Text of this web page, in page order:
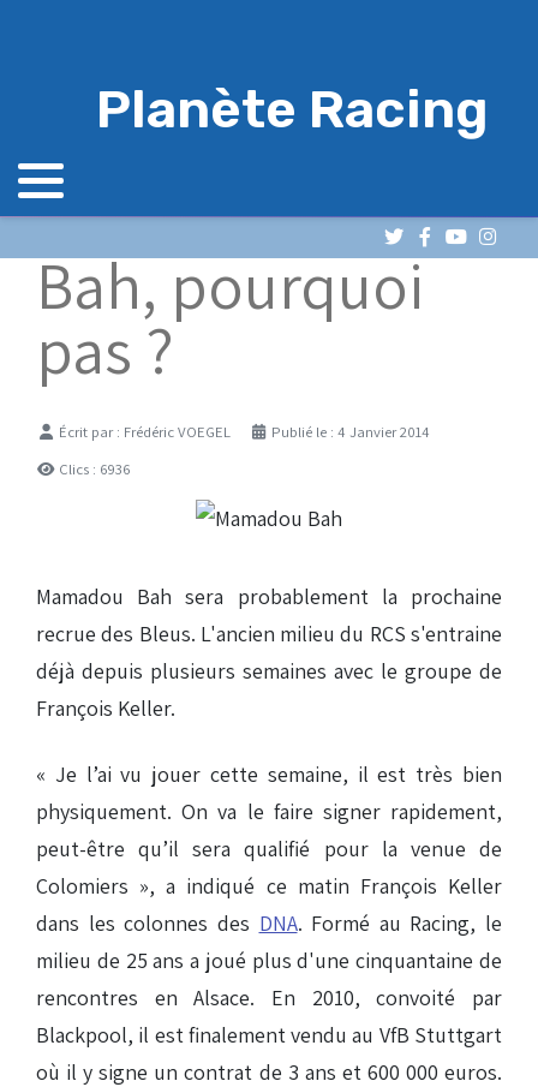
Planète Racing
Bah, pourquoi
pas ?
DétailsÉcrit par : Frédéric VOEGEL
Publié le : 4 Janvier 2014
Clics : 6936
Mamadou Bah sera probablement la prochaine
recrue des Bleus. L'ancien milieu du RCS s'entraine
déjà depuis plusieurs semaines avec le groupe de
François Keller.
« Je l’ai vu jouer cette semaine, il est très bien
physiquement. On va le faire signer rapidement,
peut-être qu’il sera qualifié pour la venue de
Colomiers », a indiqué ce matin François Keller
dans les colonnes des DNA. Formé au Racing, le
milieu de 25 ans a joué plus d'une cinquantaine de
rencontres en Alsace. En 2010, convoité par
Blackpool, il est finalement vendu au VfB Stuttgart
où il y signe un contrat de 3 ans et 600 000 euros.